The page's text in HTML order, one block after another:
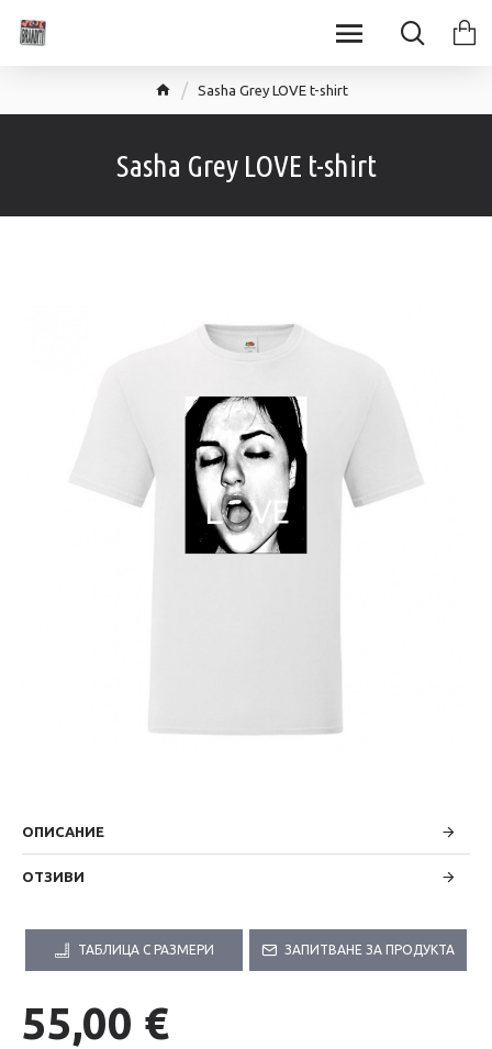
Sasha Grey LOVE t-shirt
Sasha Grey LOVE t-shirt
ОПИСАНИЕ
ОТЗИВИ
ТАБЛИЦА С РАЗМЕРИ ЗАПИТВАНЕ ЗА ПРОДУКТА
55,00 €